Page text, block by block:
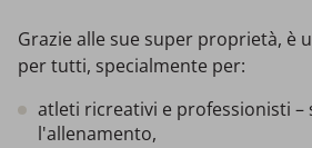
Grazie alle sue super proprietà, è
per tutti, specialmente per:
atleti ricreativi e professionisti –
l'allenamento,